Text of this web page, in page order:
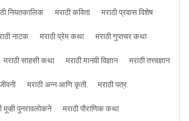
नियतकालिक मराठी कविता
मराठी प्रवास विशेष
नाटक मराठी प्रेम कथा
मराठी गुप्तचर कथा
मराठी साहसी कथा मराठी मानवी विज्ञान
मराठी तत्त्वज्ञान
मराठी अन्न आणि कृती
मराठी पत्र
मूव्ही पुनरावलोकने
मराठी पौराणिक कथा